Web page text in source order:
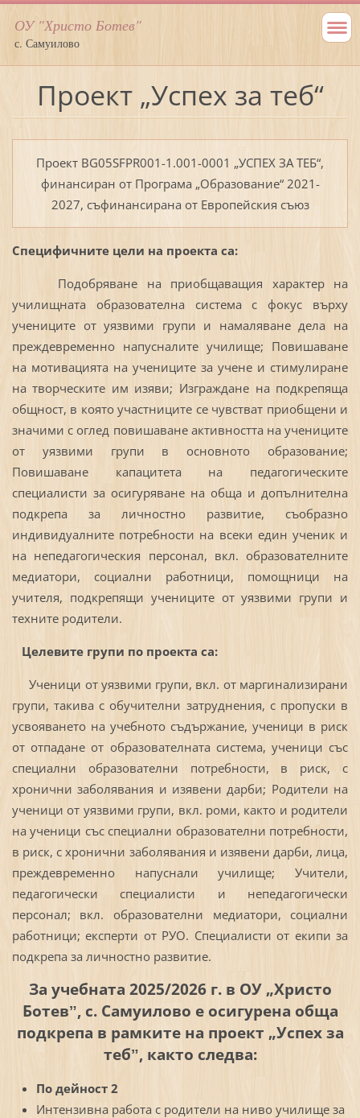
ОУ "Христо Ботев"
с. Самуилово
Проект „Успех за теб“
Проект BG05SFPR001-1.001-0001 „УСПЕХ ЗА ТЕБ“,
финансиран от Програма „Образование“ 2021-
2027, съфинансирана от Европейския съюз
Специфичните цели на проекта са:
Подобряване на приобщаващия характер на
училищната образователна система с фокус върху
учениците от уязвими групи и намаляване дела на
преждевременно напусналите училище; Повишаване
на мотивацията на учениците за учене и стимулиране
на творческите им изяви; Изграждане на подкрепяща
общност, в която участниците се чувстват приобщени и
значими с оглед повишаване активността на учениците
от уязвими групи в основното образование;
Повишаване капацитета на педагогическите
специалисти за осигуряване на обща и допълнителна
подкрепа за личностно развитие, съобразно
индивидуалните потребности на всеки един ученик и
на непедагогическия персонал, вкл. образователните
медиатори, социални работници, помощници на
учителя, подкрепящи учениците от уязвими групи и
техните родители.
Целевите групи по проекта са:
Ученици от уязвими групи, вкл. от маргинализирани
групи, такива с обучителни затруднения, с пропуски в
усвояването на учебното съдържание, ученици в риск
от отпадане от образователната система, ученици със
специални образователни потребности, в риск, с
хронични заболявания и изявени дарби; Родители на
ученици от уязвими групи, вкл. роми, както и родители
на ученици със специални образователни потребности,
в риск, с хронични заболявания и изявени дарби, лица,
преждевременно напуснали училище; Учители,
педагогически специалисти и непедагогически
персонал; вкл. образователни медиатори, социални
работници; експерти от РУО. Специалисти от екипи за
подкрепа за личностно развитие.
За учебната 2025/2026 г. в ОУ „Христо
Ботевˮ, с. Самуилово е осигурена обща
подкрепа в рамките на проект „Успех за
тебˮ, както следва:
По дейност 2
Интензивна работа с родители на ниво училище за